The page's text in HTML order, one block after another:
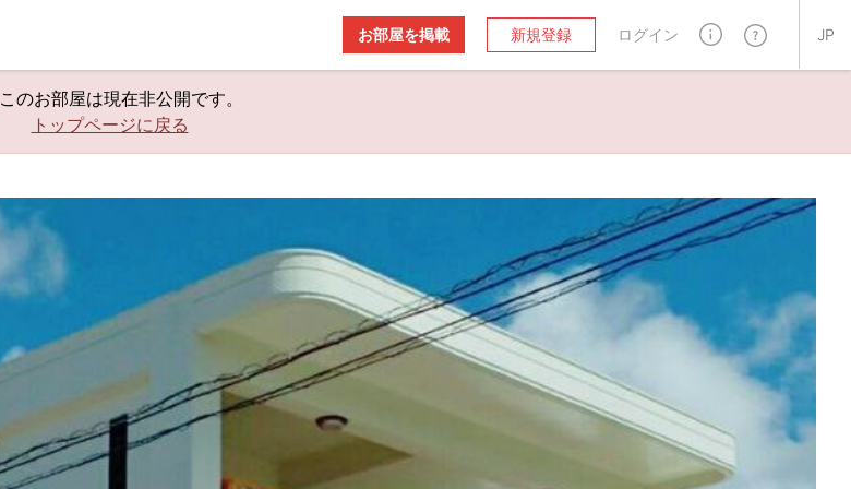
お部屋を掲載 新規登録 ログイン JP
このお部屋は現在非公開です。
トップページに戻る